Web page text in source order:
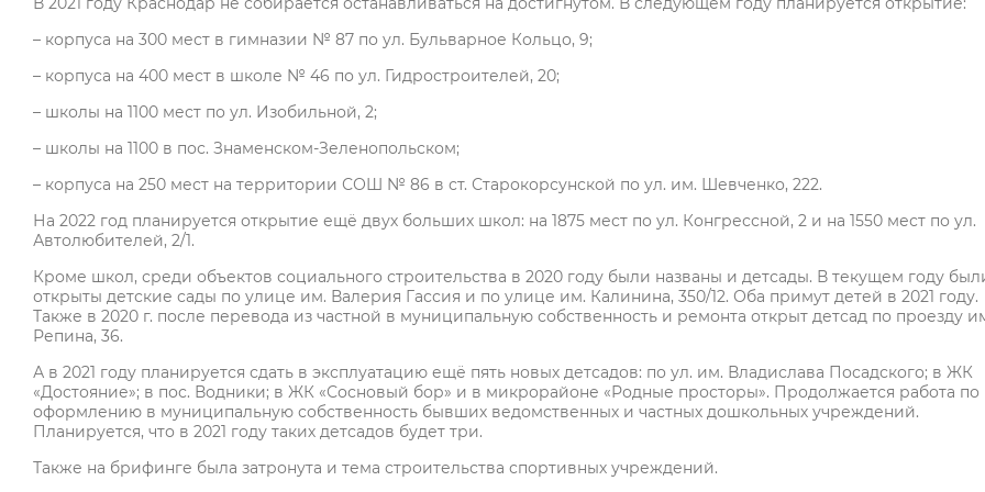
– корпуса на 300 мест в гимназии № 87 по ул. Бульварное Кольцо, 9;
– корпуса на 400 мест в школе № 46 по ул. Гидростроителей, 20;
– школы на 1100 мест по ул. Изобильной, 2;
– школы на 1100 в пос. Знаменском-Зеленопольском;
– корпуса на 250 мест на территории СОШ № 86 в ст. Старокорсунской по ул. им. Шевченко, 222.
На 2022 год планируется открытие ещё двух больших школ: на 1875 мест по ул. Конгрессной, 2 и на 1550 мест по ул.
Автолюбителей, 2/1.
Кроме школ, среди объектов социального строительства в 2020 году были названы и детсады. В текущем году
открыты детские сады по улице им. Валерия Гассия и по улице им. Калинина, 350/12. Оба примут детей в 2021 году.
Также в 2020 г. после перевода из частной в муниципальную собственность и ремонта открыт детсад по проезду
Репина, 36.
А в 2021 году планируется сдать в эксплуатацию ещё пять новых детсадов: по ул. им. Владислава Посадского; в ЖК
«Достояние»; в пос. Водники; в ЖК «Сосновый бор» и в микрорайоне «Родные просторы». Продолжается работа по
оформлению в муниципальную собственность бывших ведомственных и частных дошкольных учреждений.
Планируется, что в 2021 году таких детсадов будет три.
Также на брифинге была затронута и тема строительства спортивных учреждений.